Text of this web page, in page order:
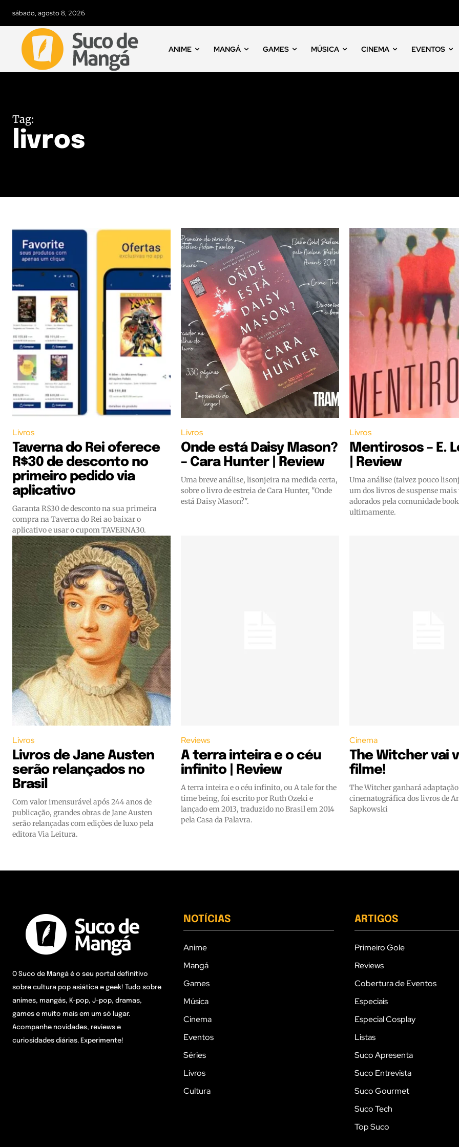
sábado, agosto 8, 2026
ANIME MANGÁ GAMES MÚSICA CINEMA EVENTOS
Tag:
livros
Livros
Taverna do Rei oferece
R$30 de desconto no
primeiro pedido via
aplicativo
Garanta R$30 de desconto na sua primeira
compra na Taverna do Rei ao baixar o
aplicativo e usar o cupom TAVERNA30.
Livros
Onde está Daisy Mason?
– Cara Hunter | Review
Uma breve análise, lisonjeira na medida certa,
sobre o livro de estreia de Cara Hunter, "Onde
está Daisy Mason?".
Livros
Mentirosos – E.
| Review
Uma análise (talvez pouco
um dos livros de suspense mais
adorados pela comunidade
ultimamente.
Livros
Livros de Jane Austen
serão relançados no
Brasil
Com valor imensurável após 244 anos de
publicação, grandes obras de Jane Austen
serão relançadas com edições de luxo pela
editora Via Leitura.
Reviews
A terra inteira e o céu
infinito | Review
A terra inteira e o céu infinito, ou A tale for the
time being, foi escrito por Ruth Ozeki e
lançado em 2013, traduzido no Brasil em 2014
pela Casa da Palavra.
Cinema
The Witcher vai
filme!
The Witcher ganhará adaptação
cinematográfica dos livros de
Sapkowski
O Suco de Mangá é o seu portal definitivo
sobre cultura pop asiática e geek! Tudo sobre
animes, mangás, K-pop, J-pop, dramas,
games e muito mais em um só lugar.
Acompanhe novidades, reviews e
curiosidades diárias. Experimente!
NOTÍCIAS
Anime
Mangá
Games
Música
Cinema
Eventos
Séries
Livros
Cultura
ARTIGOS
Primeiro Gole
Reviews
Cobertura de Eventos
Especiais
Especial Cosplay
Listas
Suco Apresenta
Suco Entrevista
Suco Gourmet
Suco Tech
Top Suco